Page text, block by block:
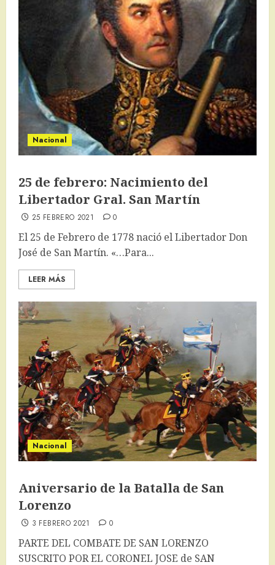
Nacional
25 de febrero: Nacimiento del
Libertador Gral. San Martín
25 FEBRERO 2021 0
El 25 de Febrero de 1778 nació el Libertador Don
José de San Martín. «…Para...
LEER MÁS
Nacional
Aniversario de la Batalla de San
Lorenzo
3 FEBRERO 2021 0
PARTE DEL COMBATE DE SAN LORENZO
SUSCRITO POR EL CORONEL JOSE de SAN